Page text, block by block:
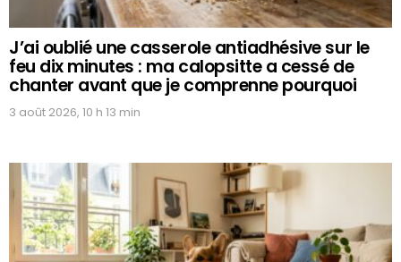
J’ai oublié une casserole antiadhésive sur le
feu dix minutes : ma calopsitte a cessé de
chanter avant que je comprenne pourquoi
3 août 2026, 10 h 13 min